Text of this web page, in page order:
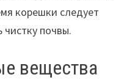
корешки следует
чистку почвы.
вещества